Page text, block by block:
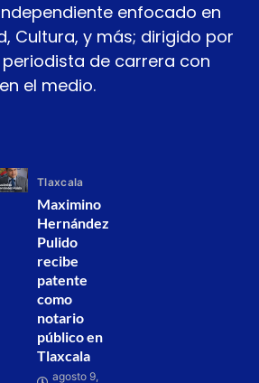
enfocado en
Cultura, y más; dirigido por
de carrera con
el medio.
Tlaxcala
Maximino
Hernández
Pulido
recibe
patente
como
notario
público en
Tlaxcala
agosto 9,